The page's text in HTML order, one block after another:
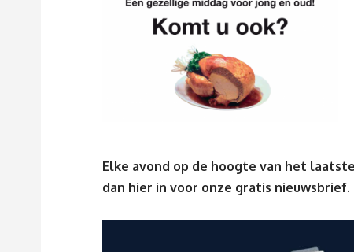
Elke avond op de hoogte van het
dan hier in voor onze gratis nieuwsbrief.